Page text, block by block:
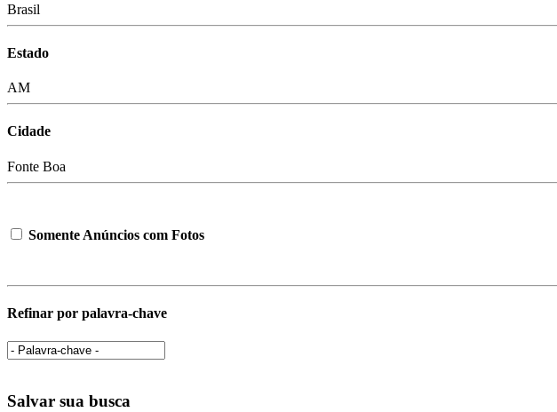
Brasil
Estado
AM
Cidade
Fonte Boa
Somente Anúncios com Fotos
Refinar por palavra-chave
Salvar sua busca